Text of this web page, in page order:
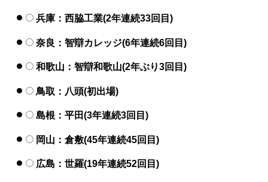
兵庫：西脇工業(2年連続33回目)
奈良：智辯カレッジ(6年連続6回目)
和歌山：智辯和歌山(2年ぶり3回目)
鳥取：八頭(初出場)
島根：平田(3年連続3回目)
岡山：倉敷(45年連続45回目)
広島：世羅(19年連続52回目)